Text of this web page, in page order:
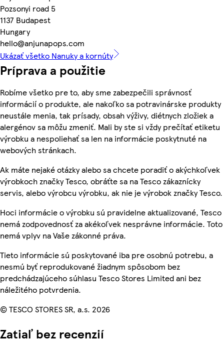
Pozsonyi road 5
1137 Budapest
Hungary
hello@anjunapops.com
Ukázať všetko Nanuky a kornúty
Príprava a použitie
Robíme všetko pre to, aby sme zabezpečili správnosť
informácií o produkte, ale nakoľko sa potravinárske produkty
neustále menia, tak prísady, obsah výživy, diétnych zložiek a
alergénov sa môžu zmeniť. Mali by ste si vždy prečítať etiketu
výrobku a nespoliehať sa len na informácie poskytnuté na
webových stránkach.
Ak máte nejaké otázky alebo sa chcete poradiť o akýchkoľvek
výrobkoch značky Tesco, obráťte sa na Tesco zákaznícky
servis, alebo výrobcu výrobku, ak nie je výrobok značky Tesco.
Hoci informácie o výrobku sú pravidelne aktualizované, Tesco
nemá zodpovednosť za akékoľvek nesprávne informácie. Toto
nemá vplyv na Vaše zákonné práva.
Tieto informácie sú poskytované iba pre osobnú potrebu, a
nesmú byť reprodukované žiadnym spôsobom bez
predchádzajúceho súhlasu Tesco Stores Limited ani bez
náležitého potvrdenia.
© TESCO STORES SR, a.s. 2026
Zatiaľ bez recenzií